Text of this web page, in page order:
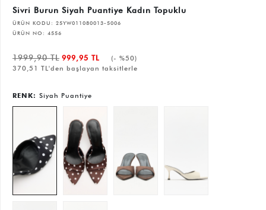
Sivri Burun Siyah Puantiye Kadın Topuklu
ÜRÜN KODU: 25YW011080013-5006
ÜRÜN NO: 4556
1999,90 TL 999,95 TL
(- %50)
370,51 TL'den başlayan taksitlerle
RENK: Siyah Puantiye